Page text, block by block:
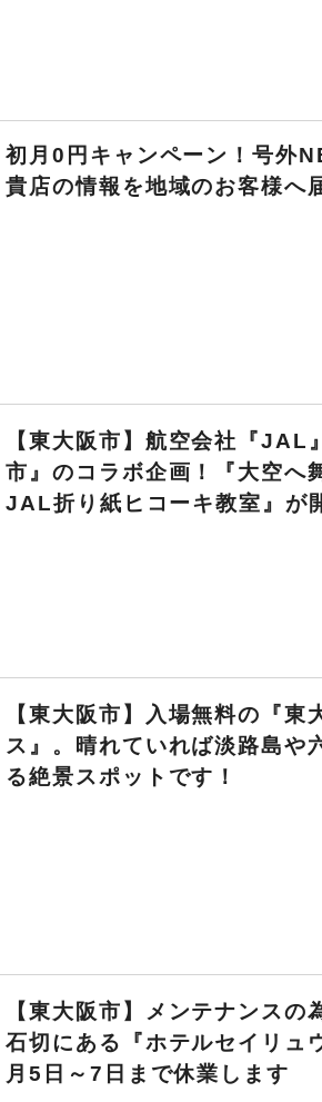
初月0円キャンペーン！号外
貴店の情報を地域のお客様へ
【東大阪市】航空会社『JAL
市』のコラボ企画！『大空へ
JAL折り紙ヒコーキ教室』が
【東大阪市】入場無料の『東
ス』。晴れていれば淡路島や
る絶景スポットです！
【東大阪市】メンテナンスの
石切にある『ホテルセイリュ
月5日～7日まで休業します